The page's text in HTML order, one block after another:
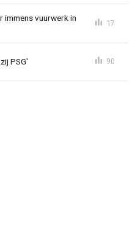
immens vuurwerk in
17
PSG' 90